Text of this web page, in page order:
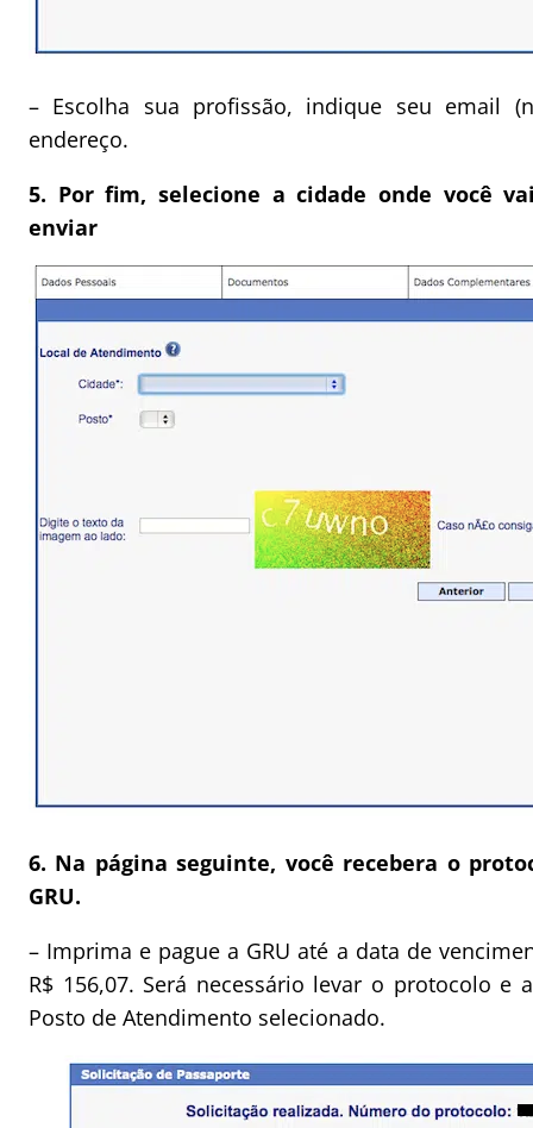
– Escolha sua profissão, indique seu email
endereço.
5. Por fim, selecione a cidade onde você
enviar
6. Na página seguinte, você recebera o
GRU.
– Imprima e pague a GRU até a data de
R$ 156,07. Será necessário levar o protocolo e
Posto de Atendimento selecionado.